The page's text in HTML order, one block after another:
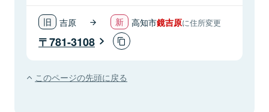
吉原 高知市鏡吉原に住所変更
781-3108
このページの先頭に戻る